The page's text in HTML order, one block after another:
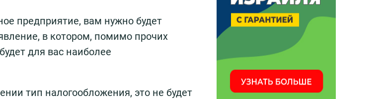
предприятие, вам нужно будет
в котором, помимо прочих
для вас наиболее
тип налогообложения, это не будет